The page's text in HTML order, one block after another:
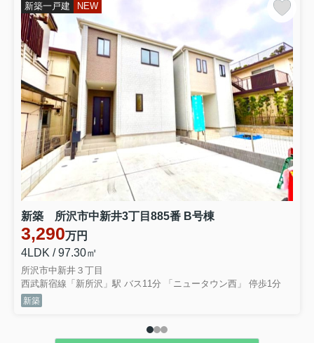
新築一戸建 NEW
新築 所沢市中新井3丁目885番 B号棟
3,290万円
4LDK / 97.30㎡
所沢市中新井３丁目
西武新宿線「新所沢」駅 バス11分 「ニュータウン西」 停歩1分
新築